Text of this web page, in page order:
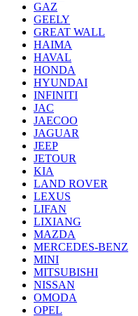
GAZ
GEELY
GREAT WALL
HAIMA
HAVAL
HONDA
HYUNDAI
INFINITI
JAC
JAECOO
JAGUAR
JEEP
JETOUR
KIA
LAND ROVER
LEXUS
LIFAN
LIXIANG
MAZDA
MERCEDES-BENZ
MINI
MITSUBISHI
NISSAN
OMODA
OPEL